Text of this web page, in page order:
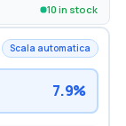
10 in stock
Scala automatica
7.9%